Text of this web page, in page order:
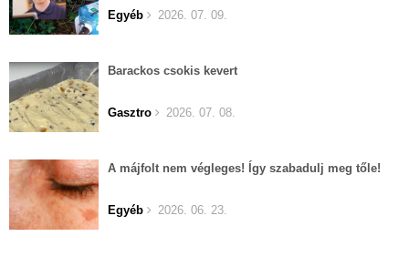
Egyéb
2026. 07. 09.
Barackos csokis kevert
Gasztro 2026. 07. 08.
A májfolt nem végleges! Így szabadulj meg tőle!
Egyéb 2026. 06. 23.